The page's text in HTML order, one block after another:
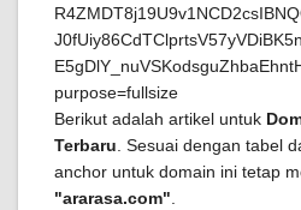
Berikut adalah artikel untuk
Terbaru . Sesuai dengan tabel
anchor untuk domain ini tetap
"ararasa.com"